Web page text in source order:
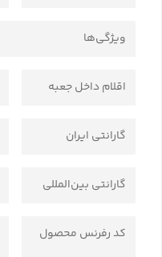
ویژگی‌ها
اقلام داخل جعبه
گارانتی ایران
گارانتی بین‌المللی
کد رفرنس محصول